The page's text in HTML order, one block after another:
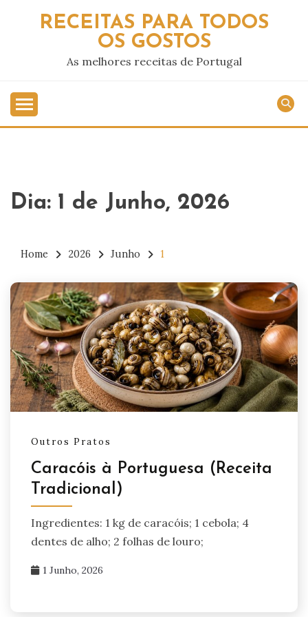
RECEITAS PARA TODOS
OS GOSTOS
As melhores receitas de Portugal
Dia: 1 de Junho, 2026
Home 2026 Junho 1
Outros Pratos
Caracóis à Portuguesa (Receita
Tradicional)
Ingredientes: 1 kg de caracóis; 1 cebola; 4
dentes de alho; 2 folhas de louro;
1 Junho, 2026